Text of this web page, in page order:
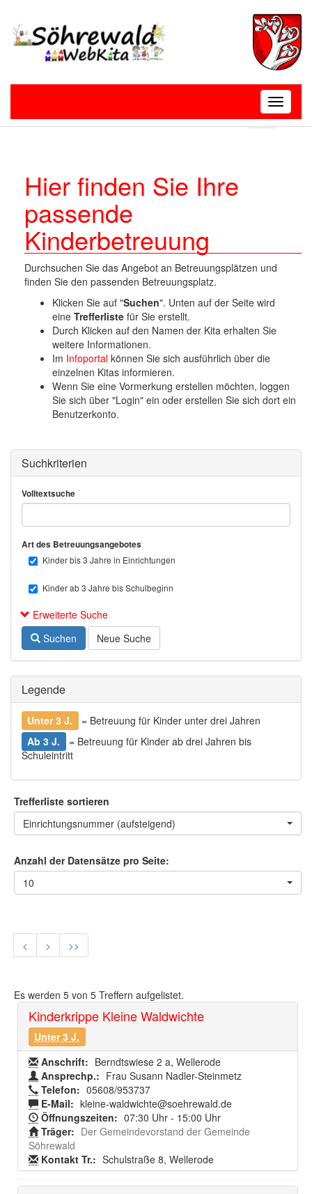
Toggle
Hier finden Sie Ihre
passende
Kinderbetreuung
Durchsuchen Sie das Angebot an Betreuungsplätzen und
finden Sie den passenden Betreuungsplatz.
Klicken Sie auf "Suchen". Unten auf der Seite wird
eine Trefferliste für Sie erstellt.
Durch Klicken auf den Namen der Kita erhalten Sie
weitere Informationen.
Im Infoportal können Sie sich ausführlich über die
einzelnen Kitas informieren.
Wenn Sie eine Vormerkung erstellen möchten, loggen
Sie sich über "Login" ein oder erstellen Sie sich dort ein
Benutzerkonto.
T
o
g
a
i
n
Suchkriterien
Volltextsuche
Art des Betreuungsangebotes
Kinder bis 3 Jahre in Einrichtungen
Kinder ab 3 Jahre bis Schulbeginn
Erweiterte Suche
Suchen
Neue Suche
Legende
Unter 3 J.
= Betreuung für Kinder unter drei Jahren
Ab 3 J.
= Betreuung für Kinder ab drei Jahren bis
Schuleintritt
Trefferliste sortieren
Einrichtungsnummer (aufsteigend)
Anzahl der Datensätze pro Seite:
10
< > >>
Es werden 5 von 5 Treffern aufgelistet.
Kinderkrippe Kleine Waldwichte
Unter 3 J.
Anschrift: Berndtswiese 2 a, Wellerode
Ansprechp.: Frau Susann Nadler-Steinmetz
Telefon: 05608/953737
E-Mail: kleine-waldwichte@soehrewald.de
Öffnungszeiten: 07:30 Uhr - 15:00 Uhr
Träger: Der Gemeindevorstand der Gemeinde
Söhrewald
Kontakt Tr.: Schulstraße 8, Wellerode